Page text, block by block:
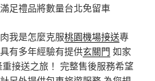
足禮品將數量台北免留車
我是怎麼克服桃園機場接送專
有多年經驗有提供玄關門 如家
接送之旅！ 完整售後服務希望